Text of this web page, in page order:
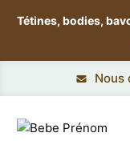
Tétines, bodies,
Nous